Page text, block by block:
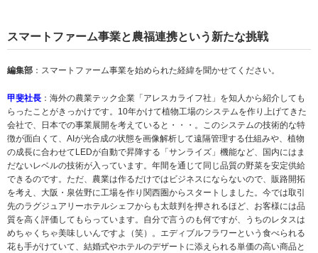
スマートファーム事業と農福連携という新たな挑戦
編集部 ：スマートファーム事業を始められた経緯を聞かせてください。
甲斐社長 ：海外の農業テック企業「アレスカライフ社」を知人から紹介しても
らったことがきっかけです。10年かけて植物工場のシステムを作り上げてきた
会社で、日本での事業展開を考えていると・・・。このシステムの技術的な特
徴が面白くて、AIが光合成の状態を画像解析して遠隔管理する仕組みや、植物
の成長に合わせてLEDが自動で昇降する「サンライズ」機能など、国内にはま
だないレベルの技術が入っています。年間を通じて同じ品質の野菜を安定供給
できるのです。ただ、農業は作るだけではビジネスにならないので、販路開拓
を考え、大阪・泉佐野に工場を作り関西圏からスタートしました。今では取引
先のラグジュアリーホテルシェフからも太鼓判を押されるほど、お客様には品
質を高く評価してもらっています。自分で言うのも何ですが、うちのレタスは
めちゃくちゃ美味しいんですよ（笑）。エディブルフラワーという食べられる
花も手がけていて、結婚式やホテルのデザートに添えられる単価の高い商品と